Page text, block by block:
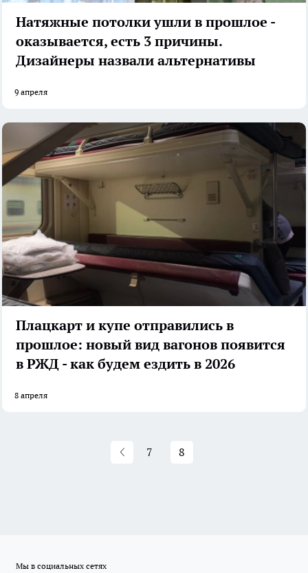
Натяжные потолки ушли в прошлое -
оказывается, есть 3 причины.
Дизайнеры назвали альтернативы
9 апреля
Плацкарт и купе отправились в
прошлое: новый вид вагонов появится
в РЖД - как будем ездить в 2026
8 апреля
7 8
Мы в социальных сетях